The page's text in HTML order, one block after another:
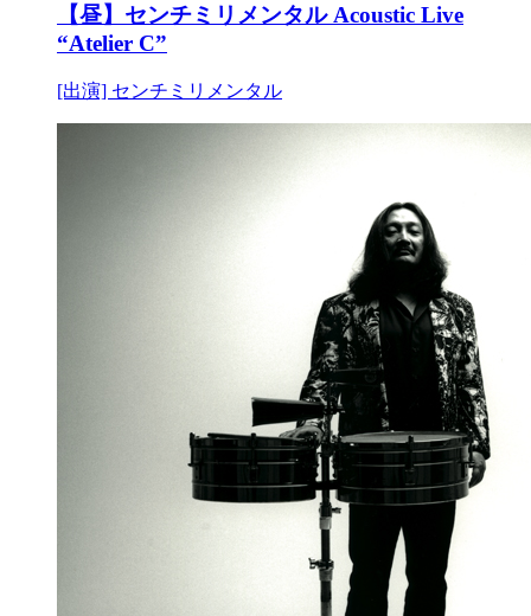
【昼】センチミリメンタル Acoustic Live
“Atelier C”
[出演] センチミリメンタル